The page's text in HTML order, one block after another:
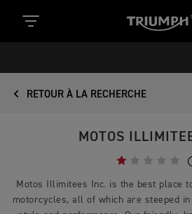
RETOUR À LA RECHERCHE
MOTOS
Motos Illimitees Inc. is the best place
motorcycles, all of which are steeped